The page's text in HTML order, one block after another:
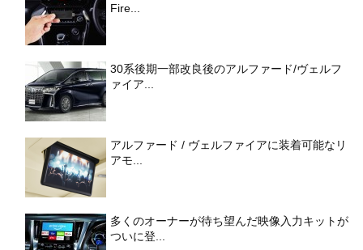
Fire...
30系後期一部改良後のアルファード/ヴェルフ
ァイア...
アルファード / ヴェルファイアに装着可能なリ
アモ...
多くのオーナーが待ち望んだ映像入力キットが
ついに登...